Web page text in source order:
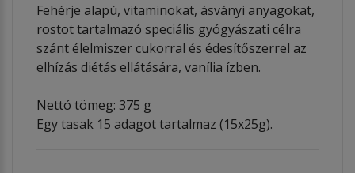
Fehérje alapú, vitaminokat, ásványi anyagokat,
rostot tartalmazó speciális gyógyászati célra
szánt élelmiszer cukorral és édesítőszerrel az
elhízás diétás ellátására, vanília ízben.
Nettó tömeg: 375 g
Egy tasak 15 adagot tartalmaz (15x25g).